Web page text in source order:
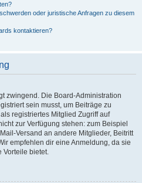
oder juristische Anfragen zu diesem
kontaktieren?
zwingend. Die Board-Administration
sein musst, um Beiträge zu
registriertes Mitglied Zugriff auf
zur Verfügung stehen: zum Beispiel
Versand an andere Mitglieder, Beitritt
empfehlen dir eine Anmeldung, da sie
Vorteile bietet.